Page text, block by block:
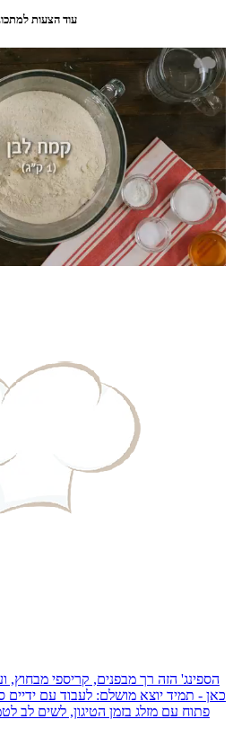
עוד הצעות
הספינג' הזה רך מבפנים, קריספי
כאן - תמיד יוצא מושלם: לעבוד עם
פתוח עם מזלג בזמן הטיגון, לשים לב